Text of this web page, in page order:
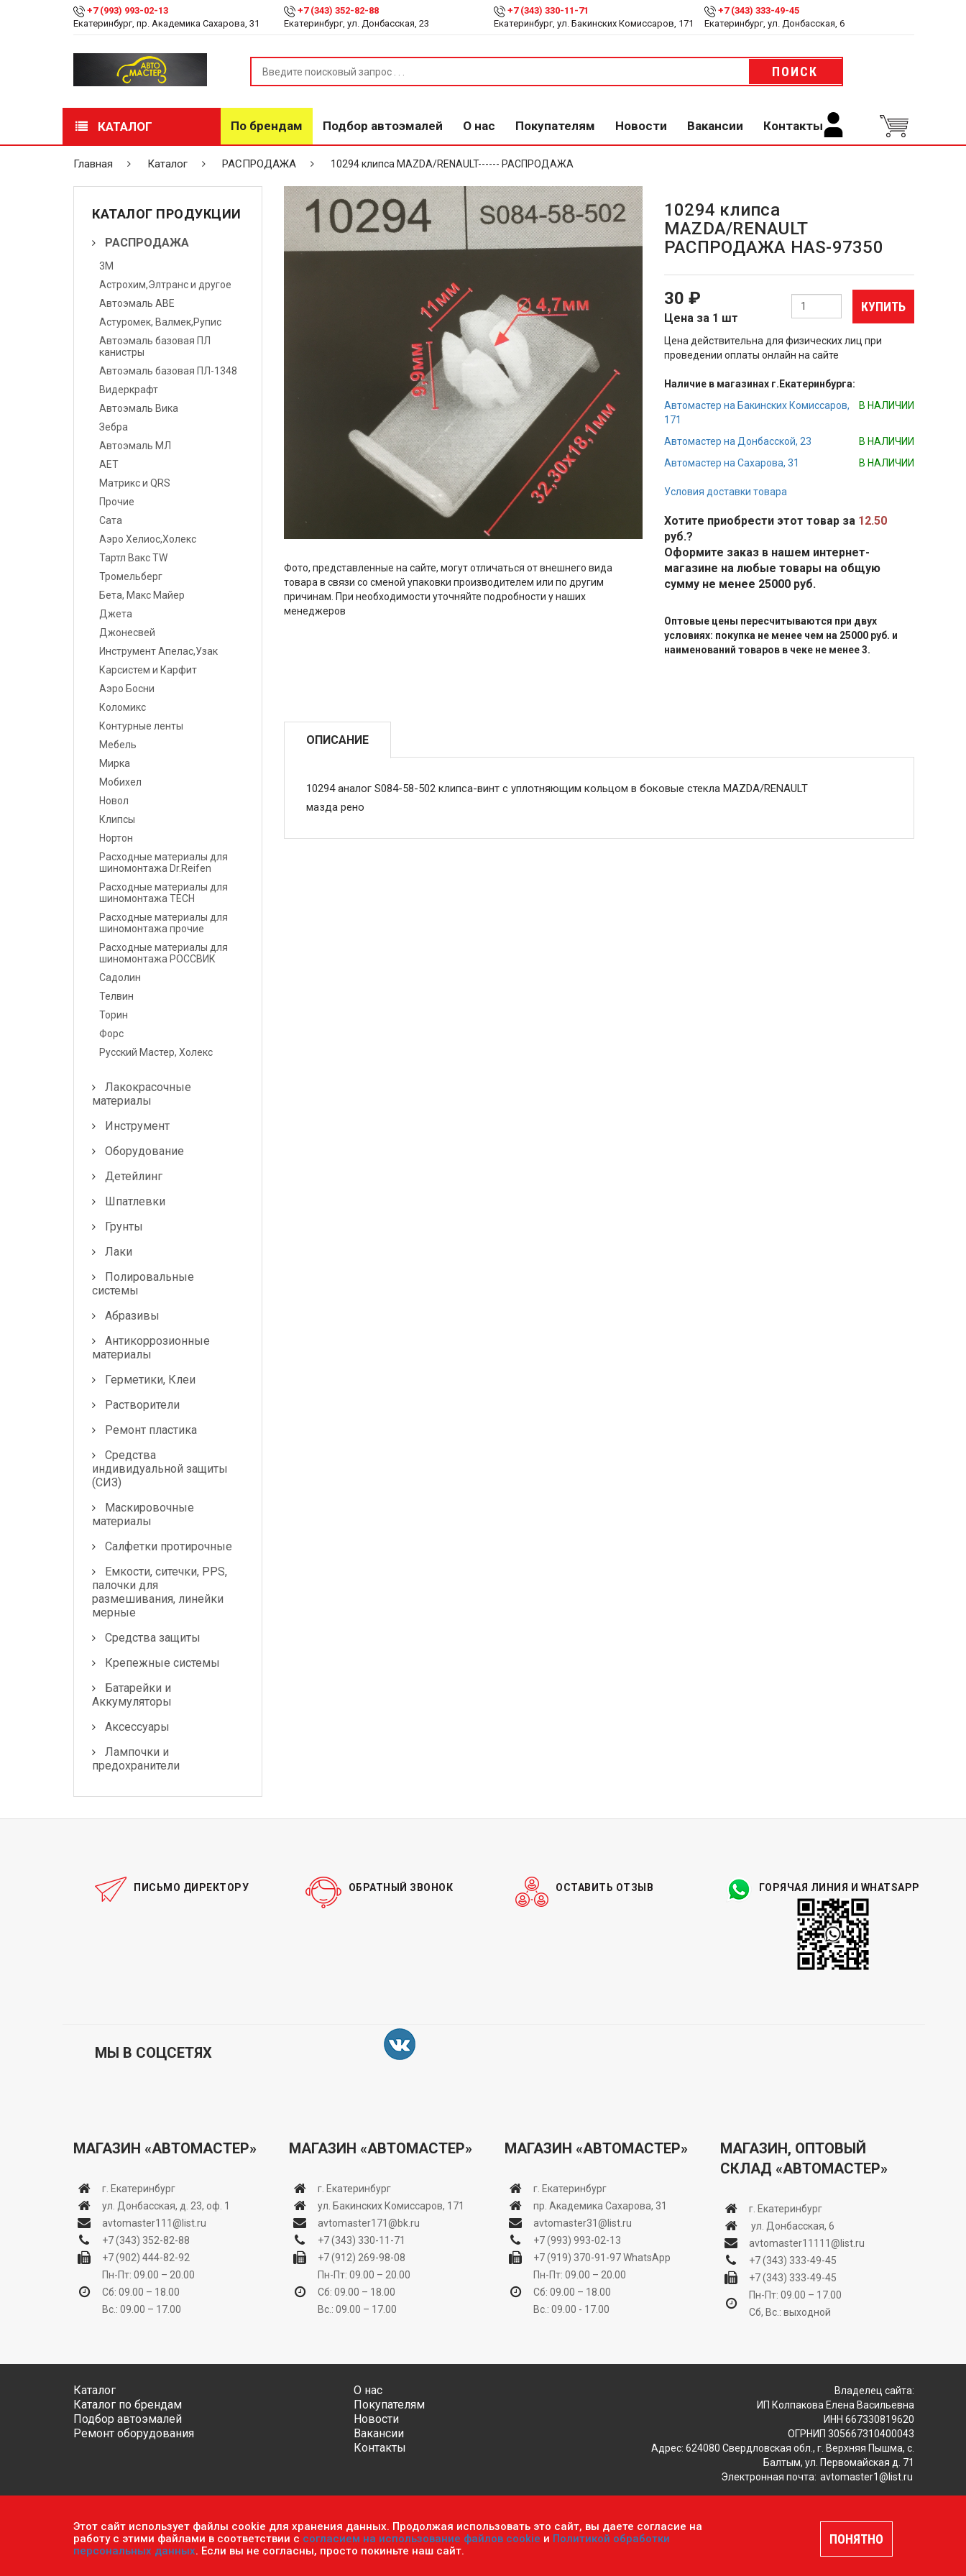
+7 (993) 993-02-13
Екатеринбург, пр. Академика Сахарова, 31
+7 (343) 352-82-88
Екатеринбург, ул. Донбасская, 23
+7 (343) 330-11-71
Екатеринбург, ул. Бакинских Комиссаров, 171
+7 (343) 333-49-45
Екатеринбург, ул. Донбасская, 6
ПОИСК
КАТАЛОГ По брендам Подбор автоэмалей О нас Покупателям Новости Вакансии Контакты
РАСПРОДАЖА
Лакокрасочные
материалы
Инструмент
Оборудование
Полировальные системы
Антикоррозионные
Герметики, Клеи
Растворители
Ремонт пластика
Средства индивидуальной
защиты (СИЗ)
Маскировочные
Салфетки протирочные
Емкости, ситечки, PPS,
палочки для
размешивания, линейки
Средства защиты
Крепежные системы
Батарейки и
Аккумуляторы
Аксессуары
Лампочки и
предохранители
Главная Каталог РАСПРОДАЖА 10294 клипса MAZDA/RENAULT------ РАСПРОДАЖА
КАТАЛОГ ПРОДУКЦИИ
РАСПРОДАЖА
3М
Астрохим,Элтранс и другое
Автоэмаль АВЕ
Астуромек, Валмек,Рупис
Автоэмаль базовая ПЛ
канистры
Автоэмаль базовая ПЛ-1348
Видеркрафт
Автоэмаль Вика
Зебра
Автоэмаль МЛ
АЕТ
Матрикс и QRS
Прочие
Сата
Аэро Хелиос,Холекс
Тартл Вакс TW
Тромельберг
Бета, Макс Майер
Джета
Джонесвей
Инструмент Апелас,Узак
Карсистем и Карфит
Аэро Босни
Коломикс
Контурные ленты
Мебель
Мирка
Мобихел
Новол
Клипсы
Нортон
Расходные материалы для
шиномонтажа Dr.Reifen
Расходные материалы для
шиномонтажа TECH
Расходные материалы для
шиномонтажа прочие
Расходные материалы для
шиномонтажа РОССВИК
Садолин
Телвин
Торин
Форс
Русский Мастер, Холекс
Лакокрасочные
материалы
Инструмент
Оборудование
Детейлинг
Шпатлевки
Грунты
Лаки
Полировальные
системы
Абразивы
Антикоррозионные
материалы
Герметики, Клеи
Растворители
Ремонт пластика
Средства
индивидуальной защиты
(СИЗ)
Маскировочные
материалы
Салфетки протирочные
Емкости, ситечки, PPS,
палочки для
размешивания, линейки
мерные
Средства защиты
Крепежные системы
Батарейки и
Аккумуляторы
Аксессуары
Лампочки и
предохранители
Фото, представленные на сайте, могут отличаться от внешнего вида
товара в связи со сменой упаковки производителем или по другим
причинам. При необходимости уточняйте подробности у наших
менеджеров
10294 клипса
MAZDA/RENAULT
РАСПРОДАЖА HAS-97350
30 ₽
Цена за 1 шт
КУПИТЬ
Цена действительна для физических лиц при
проведении оплаты онлайн на сайте
Наличие в магазинах г.Екатеринбурга:
Автомастер на Бакинских Комиссаров,
171
В НАЛИЧИИ
Автомастер на Донбасской, 23
В НАЛИЧИИ
Автомастер на Сахарова, 31
В НАЛИЧИИ
Условия доставки товара
Хотите приобрести этот товар за 12.50
руб.?
Оформите заказ в нашем интернет-
магазине на любые товары на общую
сумму не менее 25000 руб.
Оптовые цены пересчитываются при двух
условиях: покупка не менее чем на 25000 руб. и
наименований товаров в чеке не менее 3.
ОПИСАНИЕ
10294 аналог S084-58-502 клипса-винт с уплотняющим кольцом в боковые стекла MAZDA/RENAULT
мазда рено
ПИСЬМО ДИРЕКТОРУ ОБРАТНЫЙ ЗВОНОК ОСТАВИТЬ ОТЗЫВ ГОРЯЧАЯ ЛИНИЯ И WHATSAPP
МЫ В СОЦСЕТЯХ
МАГАЗИН «АВТОМАСТЕР»
г. Екатеринбург
ул. Донбасская, д. 23, оф. 1
avtomaster111@list.ru
+7 (343) 352-82-88
+7 (902) 444-82-92
Пн-Пт: 09.00 – 20.00
Сб: 09.00 – 18.00
Вс.: 09.00 – 17.00
МАГАЗИН «АВТОМАСТЕР»
г. Екатеринбург
ул. Бакинских Комиссаров, 171
avtomaster171@bk.ru
+7 (343) 330-11-71
+7 (912) 269-98-08
Пн-Пт: 09.00 – 20.00
Сб: 09.00 – 18.00
Вс.: 09.00 – 17.00
МАГАЗИН «АВТОМАСТЕР»
г. Екатеринбург
пр. Академика Сахарова, 31
avtomaster31@list.ru
+7 (993) 993-02-13
+7 (919) 370-91-97WhatsApp
Пн-Пт: 09.00 – 20.00
Сб: 09.00 – 18.00
Вс.: 09.00 - 17.00
МАГАЗИН, ОПТОВЫЙ
СКЛАД «АВТОМАСТЕР»
г. Екатеринбург
ул. Донбасская, 6
avtomaster11111@list.ru
+7 (343) 333-49-45
+7 (343) 333-49-45
Пн-Пт: 09.00 – 17.00
Сб, Вс.: выходной
Каталог
Каталог по брендам
Подбор автоэмалей
Ремонт оборудования
О нас
Покупателям
Новости
Вакансии
Контакты
Владелец сайта:
ИП Колпакова Елена Васильевна
ИНН 667330819620
ОГРНИП 305667310400043
Адрес: 624080 Свердловская обл., г. Верхняя Пышма, с.
Балтым, ул. Первомайская д. 71
Электронная почта: avtomaster1@list.ru
Обратите внимание, что данный сайт носит исключительно информационный характер и ни при каких условиях не является публичной офертой, определяемой положениями
ч.2 ст. 437 Гражданского кодекса РФ.Политика конфиденциальности персональных данных Пользовательское соглашение
Этот сайт использует файлы cookie для хранения данных. Продолжая использовать это сайт, вы даете согласие на
работу с этими файлами в соответствии с согласием на использование файлов cookie и Политикой обработки
персональных данных. Если вы не согласны, просто покиньте наш сайт.
ПОНЯТНО